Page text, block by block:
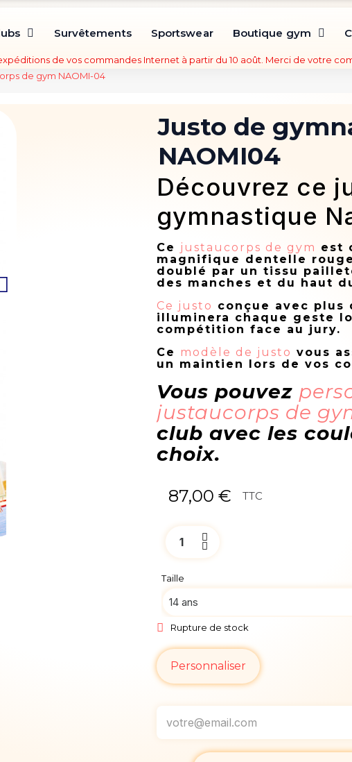
Survêtements Sportswear Boutique gym
de vos commandes Internet à partir du 10 août. Merci de votre
de gym NAOMI-04
Justo de
NAOMI04
Découvrez ce
gymnastique
Ce justaucorps de gym est
magnifique dentelle
doublé par un tissu
des manches et du haut
Ce justo conçue avec plus
illuminera chaque geste
compétition face au jury.
Ce
modèle de justo vous
un maintien lors de vos
Vous pouvez
justaucorps de
club avec les
choix.
87,00 € TTC
Taille
Rupture de stock
Personnaliser